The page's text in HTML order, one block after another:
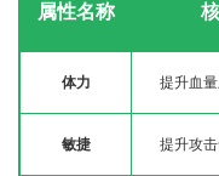
属性名称
体力 提升血
敏捷 提升攻